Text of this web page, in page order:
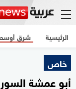
الرئيسية شرق
خاص
أبو عمشة